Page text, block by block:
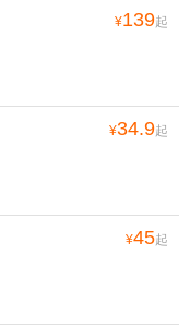
¥139起
¥34.9起
¥45起